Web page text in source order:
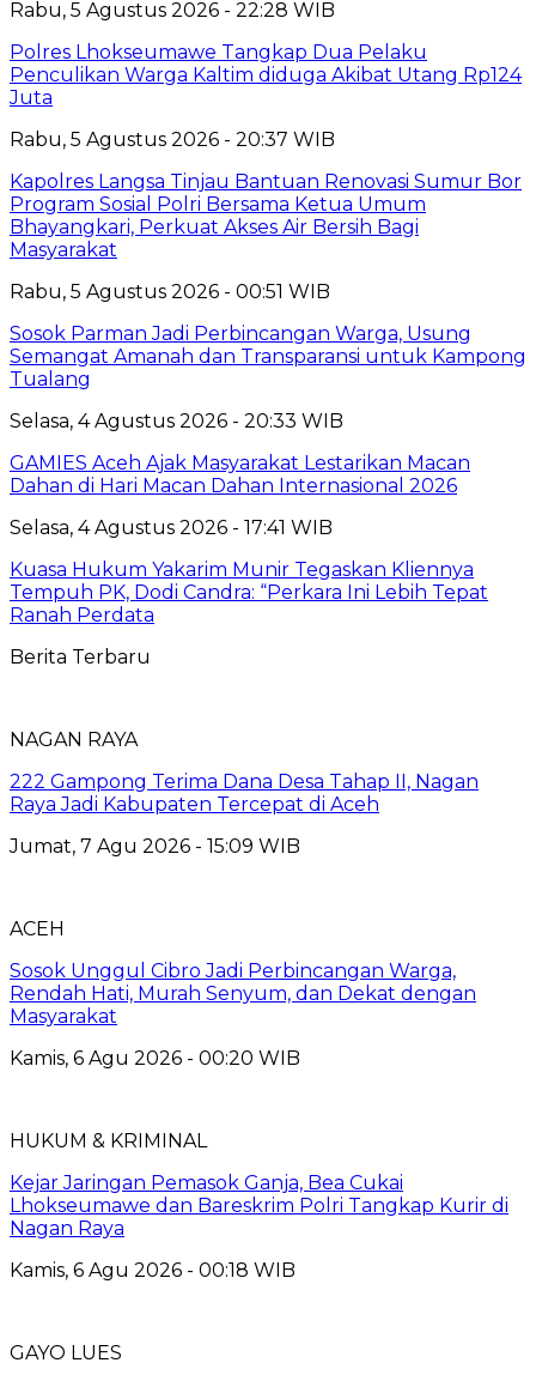
Rabu, 5 Agustus 2026 - 22:28 WIB
Polres Lhokseumawe Tangkap Dua Pelaku
Penculikan Warga Kaltim diduga Akibat Utang Rp124
Juta
Rabu, 5 Agustus 2026 - 20:37 WIB
Kapolres Langsa Tinjau Bantuan Renovasi Sumur Bor
Program Sosial Polri Bersama Ketua Umum
Bhayangkari, Perkuat Akses Air Bersih Bagi
Masyarakat
Rabu, 5 Agustus 2026 - 00:51 WIB
Sosok Parman Jadi Perbincangan Warga, Usung
Semangat Amanah dan Transparansi untuk Kampong
Tualang
Selasa, 4 Agustus 2026 - 20:33 WIB
GAMIES Aceh Ajak Masyarakat Lestarikan Macan
Dahan di Hari Macan Dahan Internasional 2026
Selasa, 4 Agustus 2026 - 17:41 WIB
Kuasa Hukum Yakarim Munir Tegaskan Kliennya
Tempuh PK, Dodi Candra: “Perkara Ini Lebih Tepat
Ranah Perdata
Berita Terbaru
NAGAN RAYA
222 Gampong Terima Dana Desa Tahap II, Nagan
Raya Jadi Kabupaten Tercepat di Aceh
Jumat, 7 Agu 2026 - 15:09 WIB
ACEH
Sosok Unggul Cibro Jadi Perbincangan Warga,
Rendah Hati, Murah Senyum, dan Dekat dengan
Masyarakat
Kamis, 6 Agu 2026 - 00:20 WIB
HUKUM & KRIMINAL
Kejar Jaringan Pemasok Ganja, Bea Cukai
Lhokseumawe dan Bareskrim Polri Tangkap Kurir di
Nagan Raya
Kamis, 6 Agu 2026 - 00:18 WIB
GAYO LUES